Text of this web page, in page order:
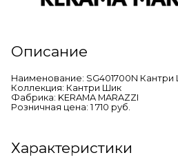
Описание
Наименование: SG401700N
Коллекция: Кантри Шик
Фабрика: KERAMA MARAZZI
Розничная цена: 1 710 руб.
Характеристики